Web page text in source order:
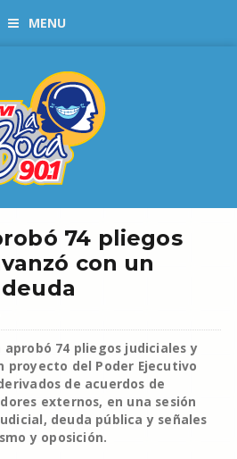
MENU
74 pliegos
con un
aprobó 74 pliegos judiciales y
proyecto del Poder Ejecutivo
de acuerdos de
externos, en una sesión
deuda pública y señales
y oposición.